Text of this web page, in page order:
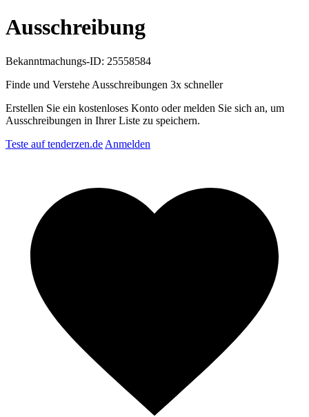
Ausschreibung
Bekanntmachungs-ID: 25558584
Finde und Verstehe Ausschreibungen 3x schneller
Erstellen Sie ein kostenloses Konto oder melden Sie sich an, um
Ausschreibungen in Ihrer Liste zu speichern.
Teste auf tenderzen.de Anmelden